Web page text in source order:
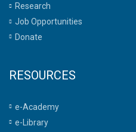
Research
Job Opportunities
Donate
RESOURCES
e-Academy
e-Library